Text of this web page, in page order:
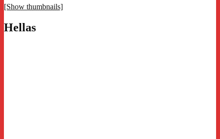
[Show thumbnails]
Hellas